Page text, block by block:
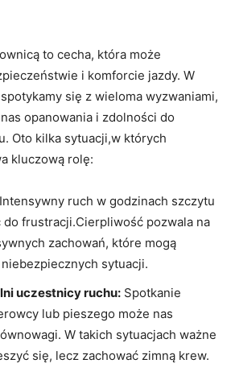
to cecha, która może
i komforcie jazdy. W
się z wieloma wyzwaniami,
opanowania i zdolności do
Oto kilka sytuacji,w których
kluczową rolę:
Intensywny ruch w godzinach szczytu
do frustracji.Cierpliwość pozwala na
zachowań, które mogą
sytuacji.
uczestnicy ruchu: Spotkanie
lub pieszego może nas
W takich sytuacjach ważne
się, lecz zachować zimną krew.